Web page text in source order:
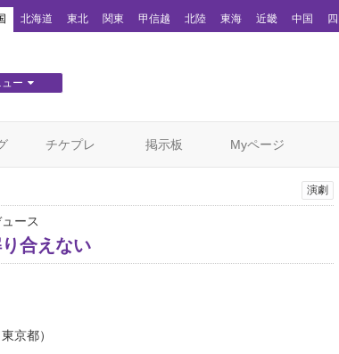
北海道 東北 関東 甲信越 北陸 東海 近畿 中国
ー
チケプレ 掲示板 Myページ
演劇
ース
合えない
東京都）